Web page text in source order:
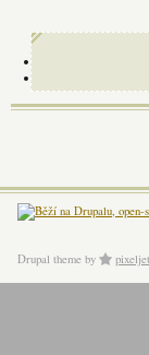
Drupal theme by